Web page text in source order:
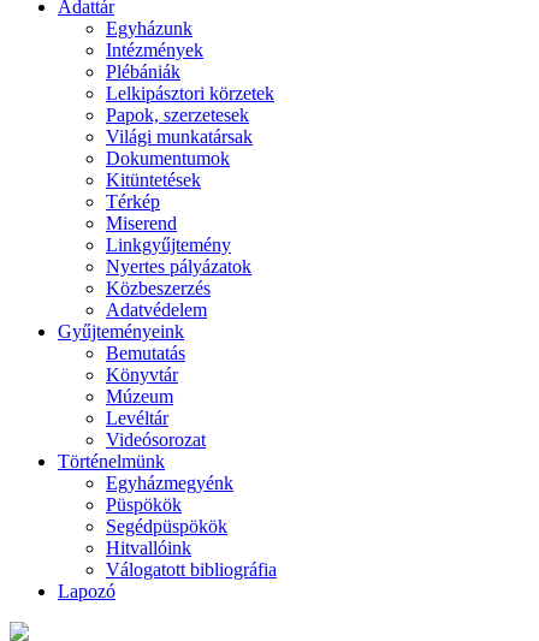
Adattár
Egyházunk
Intézmények
Plébániák
Lelkipásztori körzetek
Papok, szerzetesek
Világi munkatársak
Dokumentumok
Kitüntetések
Térkép
Miserend
Linkgyűjtemény
Nyertes pályázatok
Közbeszerzés
Adatvédelem
Gyűjteményeink
Bemutatás
Könyvtár
Múzeum
Levéltár
Videósorozat
Történelmünk
Egyházmegyénk
Püspökök
Segédpüspökök
Hitvallóink
Válogatott bibliográfia
Lapozó